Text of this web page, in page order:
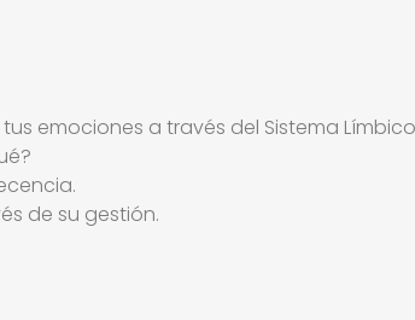
emociones a través del Sistema
de su gestión.